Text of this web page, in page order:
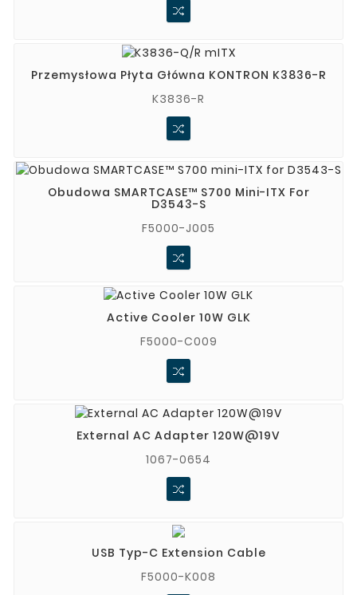
Przemysłowa Płyta Główna KONTRON K3836-R
K3836-R
Obudowa SMARTCASE™ S700 Mini-ITX For
D3543-S
F5000-J005
Active Cooler 10W GLK
F5000-C009
External AC Adapter 120W@19V
1067-0654
USB Typ-C Extension Cable
F5000-K008